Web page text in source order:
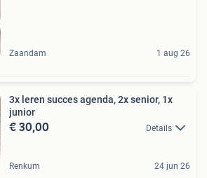
Zaandam 1 aug 26
3x leren succes agenda, 2x senior, 1x
junior
€ 30,00 Details
Renkum 24 jun 26